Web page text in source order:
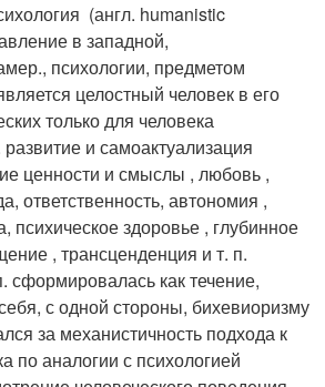
(англ. humanistic
в западной,
психологии, предметом
целостный человек в его
только для человека
и самоактуализация
ценности и смыслы , любовь ,
ответственность, автономия ,
здоровье , глубинное
, трансценденция и т. п.
сформировалась как течение,
с одной стороны, бихевиоризму
за механистичность подхода к
по аналогии с психологией